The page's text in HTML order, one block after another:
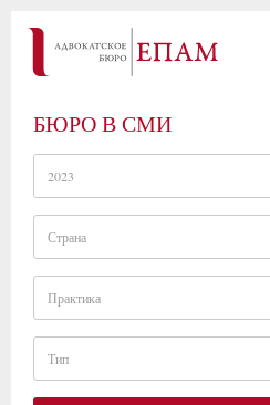
БЮРО В СМИ
2023
Страна
Практика
Тип